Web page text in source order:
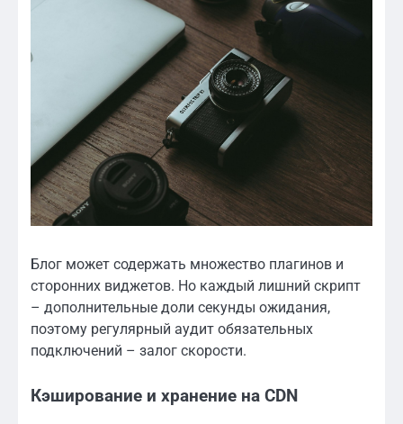
Блог может содержать множество плагинов и
сторонних виджетов. Но каждый лишний скрипт
– дополнительные доли секунды ожидания,
поэтому регулярный аудит обязательных
подключений – залог скорости.
Кэширование и хранение на CDN